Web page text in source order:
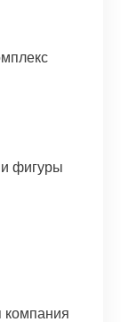
фигуры
компания